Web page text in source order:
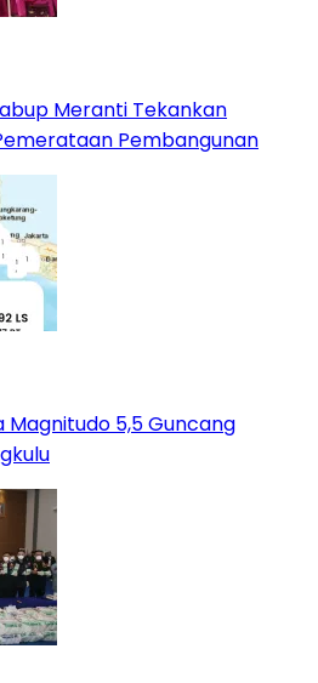
Meranti Tekankan
Pembangunan
Magnitudo 5,5 Guncang